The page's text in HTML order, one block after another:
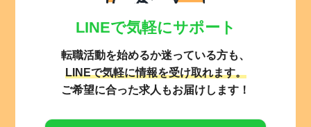
LINEで気軽にサポート
転職活動を始めるか迷っている方も、
LINEで気軽に情報を受け取れます。
ご希望に合った求人もお届けします！